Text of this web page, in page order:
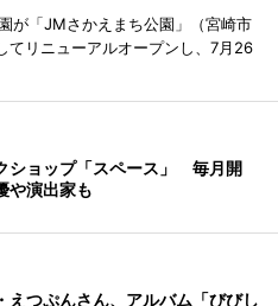
が「JMさかえまち公園」（宮崎市
リニューアルオープンし、7月26
ショップ「スペース」 毎月開
や演出家も
えつぷんさん、アルバム「びびし